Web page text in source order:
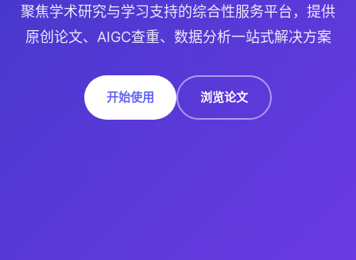
聚焦学术研究与学习支持的综合性服务平台，提供
原创论文、AIGC查重、数据分析一站式解决方案
开始使用 浏览论文